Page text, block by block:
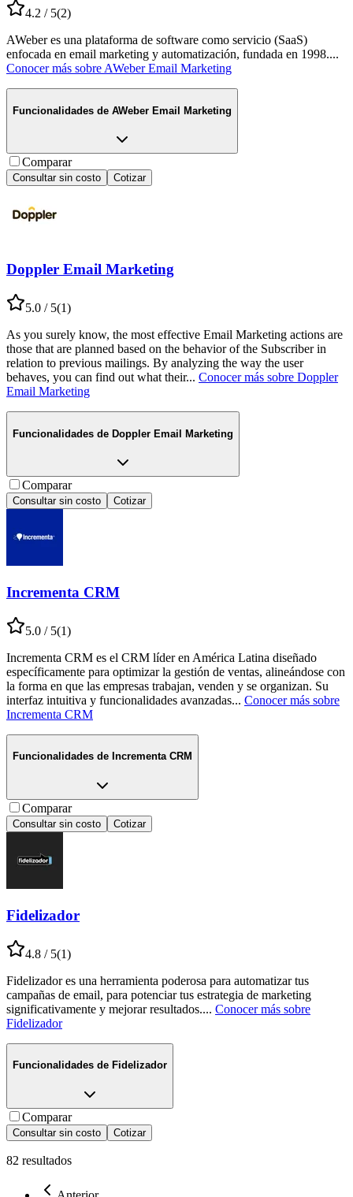
4.2 / 5(2)
AWeber es una plataforma de software como servicio (SaaS)
enfocada en email marketing y automatización, fundada en 1998....
Conocer más sobre AWeber Email Marketing
Funcionalidades de AWeber Email Marketing
Comparar
Consultar sin costo Cotizar
Doppler Email Marketing
5.0 / 5(1)
As you surely know, the most effective Email Marketing actions are
those that are planned based on the behavior of the Subscriber in
relation to previous mailings. By analyzing the way the user
behaves, you can find out what their... Conocer más sobre Doppler
Email Marketing
Funcionalidades de Doppler Email Marketing
Comparar
Consultar sin costo Cotizar
Incrementa CRM
5.0 / 5(1)
Incrementa CRM es el CRM líder en América Latina diseñado
específicamente para optimizar la gestión de ventas, alineándose con
la forma en que las empresas trabajan, venden y se organizan. Su
interfaz intuitiva y funcionalidades avanzadas... Conocer más sobre
Incrementa CRM
Funcionalidades de Incrementa CRM
Comparar
Consultar sin costo Cotizar
Fidelizador
4.8 / 5(1)
Fidelizador es una herramienta poderosa para automatizar tus
campañas de email, para potenciar tus estrategia de marketing
significativamente y mejorar resultados.... Conocer más sobre
Fidelizador
Funcionalidades de Fidelizador
Comparar
Consultar sin costo Cotizar
82 resultados